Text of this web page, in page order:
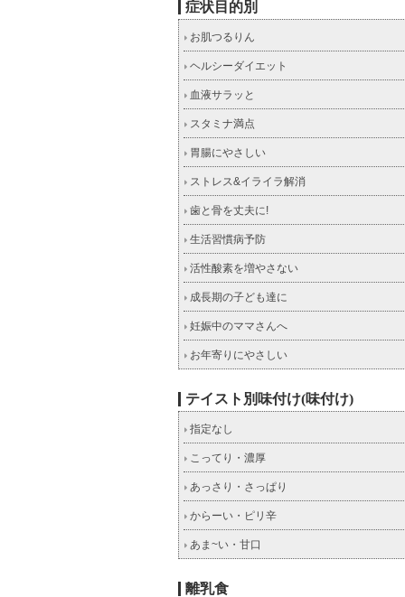
症状目的別
お肌つるりん
ヘルシーダイエット
血液サラッと
スタミナ満点
胃腸にやさしい
ストレス&イライラ解消
歯と骨を丈夫に!
生活習慣病予防
活性酸素を増やさない
成長期の子ども達に
妊娠中のママさんへ
お年寄りにやさしい
テイスト別味付け(味付け)
指定なし
こってり・濃厚
あっさり・さっぱり
からーい・ピリ辛
あま~い・甘口
離乳食